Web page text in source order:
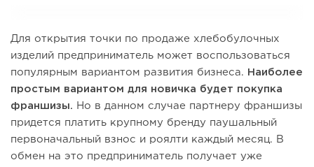
Для открытия точки по продаже хлебобулочных
изделий предприниматель может воспользоваться
популярным вариантом развития бизнеса.
Наиболее
простым вариантом для новичка будет покупка
франшизы. Но в данном случае партнеру франшизы
придется платить крупному бренду паушальный
первоначальный взнос и роялти каждый месяц. В
обмен на это предприниматель получает уже